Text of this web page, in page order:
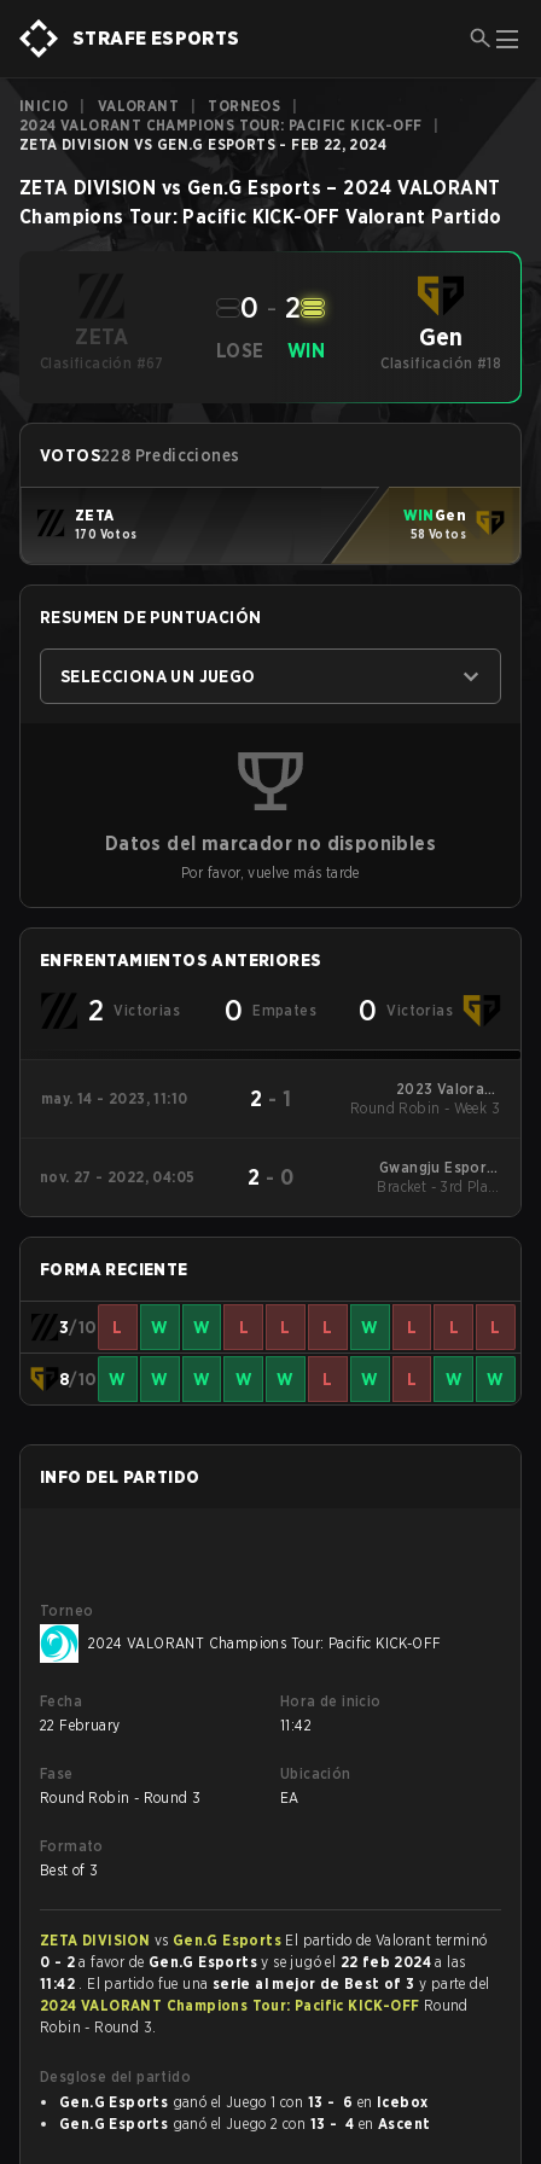
STRAFE ESPORTS
INICIO VALORANT TORNEOS
2024 VALORANT CHAMPIONS TOUR: PACIFIC KICK-OFF
ZETA DIVISION VS GEN.G ESPORTS - FEB 22, 2024
ZETA DIVISION vs Gen.G Esports – 2024 VALORANT
Champions Tour: Pacific KICK-OFF Valorant Partido
ZETA
Clasificación #67
LOSE
0 - 2
WIN Gen
Clasificación #18
VOTOS228 Predicciones
ZETA
170 Votos
WIN Gen
58 Votos
RESUMEN DE PUNTUACIÓN
SELECCIONA UN JUEGO
Datos del marcador no disponibles
Por favor, vuelve más tarde
ENFRENTAMIENTOS ANTERIORES
2 Victorias 0 Empates 0 Victorias
may. 14 - 2023, 11:10 2 - 1
2023 Valorant
Champions Tour:
Round Robin - Week 3
nov. 27 - 2022, 04:05 2 - 0
Gwangju Esports
Series - Asia
Bracket - 3rd Place
FORMA RECIENTE
3/10 L W W L L L W L L L
8/10 W W W W W L W L W W
INFO DEL PARTIDO
Torneo
2024 VALORANT Champions Tour: Pacific KICK-OFF
Fecha
22 February
Hora de inicio
11:42
Fase
Round Robin - Round 3
Ubicación
EA
Formato
Best of 3
ZETA DIVISION vs Gen.G Esports El partido de Valorant terminó
0 - 2 a favor de Gen.G Esportsy se jugó el 22 feb 2024a las
11:42 . El partido fue una serie al mejor de Best of 3y parte del
2024 VALORANT Champions Tour: Pacific KICK-OFF Round
Robin - Round 3.
Desglose del partido
Gen.G Esports ganó el Juego 1 con 13 - 6 en Icebox
Gen.G Esports ganó el Juego 2 con 13 - 4 enAscent